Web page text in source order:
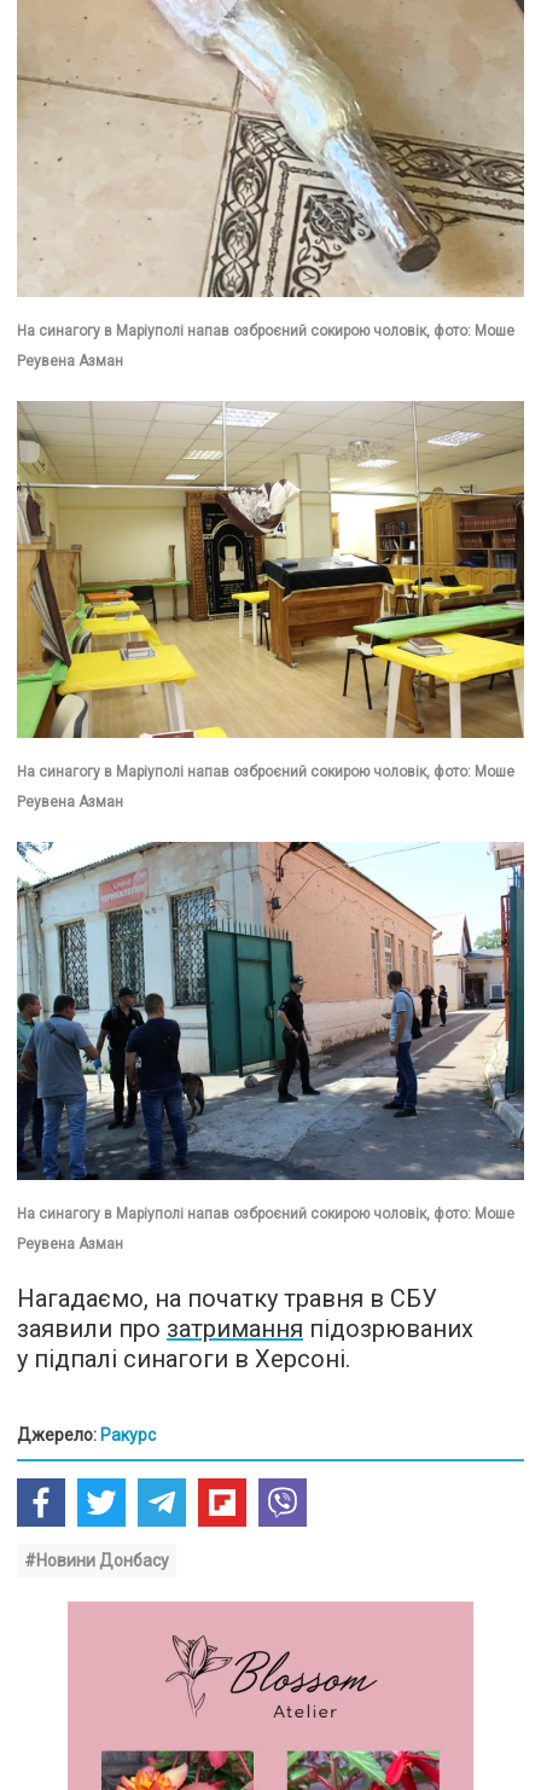
На синагогу в Маріуполі напав озброєний сокирою чоловік, фото: Моше
Реувена Азман
На синагогу в Маріуполі напав озброєний сокирою чоловік, фото: Моше
Реувена Азман
На синагогу в Маріуполі напав озброєний сокирою чоловік, фото: Моше
Реувена Азман
Нагадаємо, на початку травня в СБУ
заявили про затримання підозрюваних
у підпалі синагоги в Херсоні.
Джерело: Ракурс
#Новини Донбасу